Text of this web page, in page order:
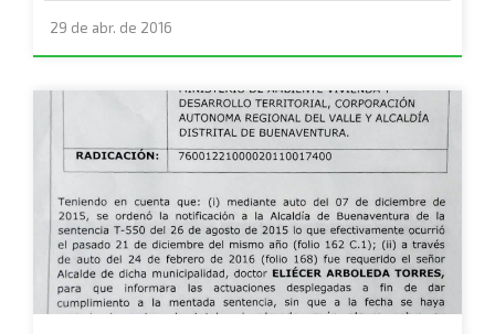
29 de abr. de 2016